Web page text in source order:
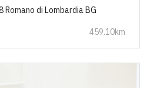
di Lombardia BG
459.10km